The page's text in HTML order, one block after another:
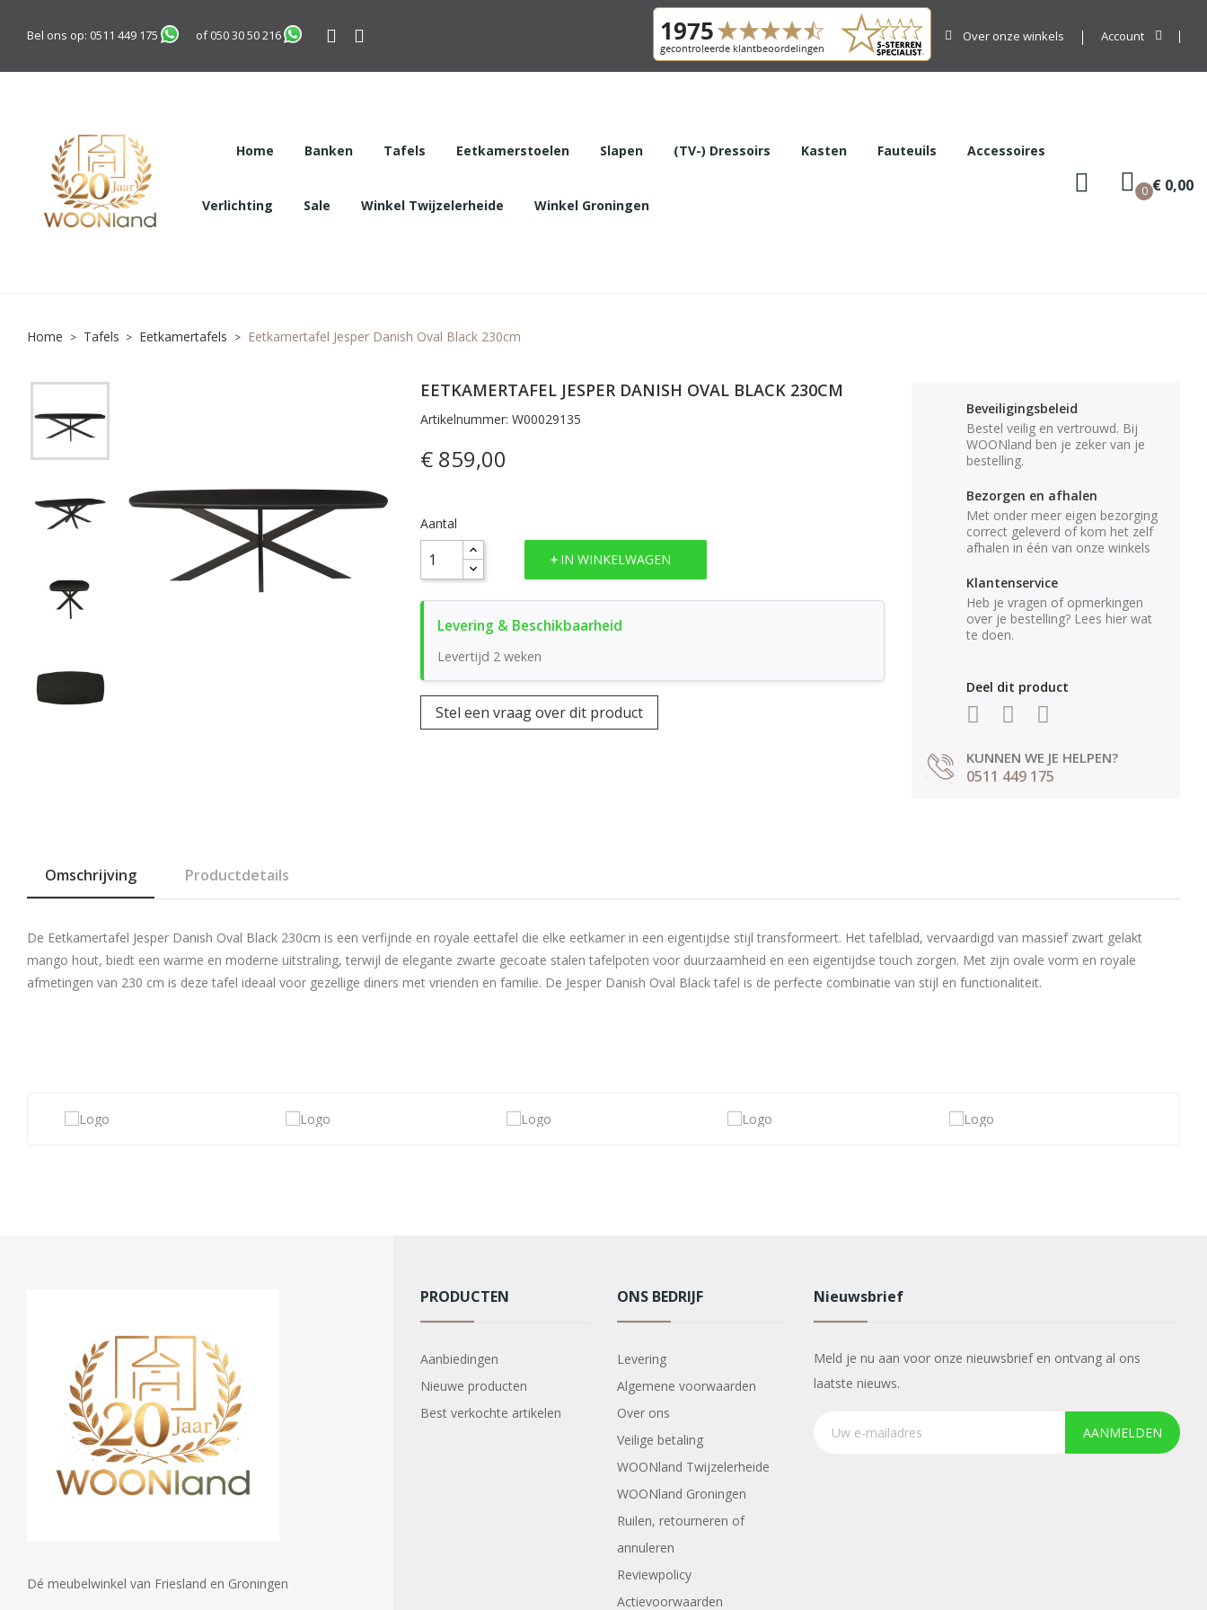
Bel ons op: 0511 449 175 of050 30 50 216 Over onze winkels Account
Home Banken Tafels Eetkamerstoelen Slapen (TV-) Dressoirs Kasten Fauteuils Accessoires
Verlichting Sale Winkel Twijzelerheide Winkel Groningen
0 € 0,00
Home Tafels Eetkamertafels Eetkamertafel Jesper Danish Oval Black 230cm
EETKAMERTAFEL JESPER DANISH OVAL BLACK 230CM
Artikelnummer: W00029135
€ 859,00
Aantal
IN WINKELWAGEN
Levertijd 2 weken
Stel een vraag over dit product
Beveiligingsbeleid
Bestel veilig en vertrouwd. Bij
WOONland ben je zeker van je
bestelling.
Bezorgen en afhalen
Met onder meer eigen bezorging
correct geleverd of kom het zelf
afhalen in één van onze winkels
Klantenservice
Heb je vragen of opmerkingen
over je bestelling? Lees hier wat
te doen.
Deel dit product
KUNNEN WE JE HELPEN?
0511 449 175
Omschrijving Productdetails
De Eetkamertafel Jesper Danish Oval Black 230cm is een verfijnde en royale eettafel die elke eetkamer in een eigentijdse stijl transformeert. Het tafelblad, vervaardigd van massief zwart gelakt
mango hout, biedt een warme en moderne uitstraling, terwijl de elegante zwarte gecoate stalen tafelpoten voor duurzaamheid en een eigentijdse touch zorgen. Met zijn ovale vorm en royale
afmetingen van 230 cm is deze tafel ideaal voor gezellige diners met vrienden en familie. De Jesper Danish Oval Black tafel is de perfecte combinatie van stijl en functionaliteit.
Dé meubelwinkel van Friesland en Groningen
PRODUCTEN
Aanbiedingen
Nieuwe producten
Best verkochte artikelen
ONS BEDRIJF
Levering
Algemene voorwaarden
Over ons
Veilige betaling
WOONland Twijzelerheide
WOONland Groningen
Ruilen, retourneren of
annuleren
Reviewpolicy
Actievoorwaarden
Nieuwsbrief
Meld je nu aan voor onze nieuwsbrief en ontvang al ons
laatste nieuws.
AANMELDEN